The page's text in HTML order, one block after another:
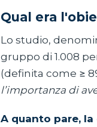
Qual era
Lo studio,
gruppo di 1.008
(definita come ≥
l’importanza di
A quanto pare,